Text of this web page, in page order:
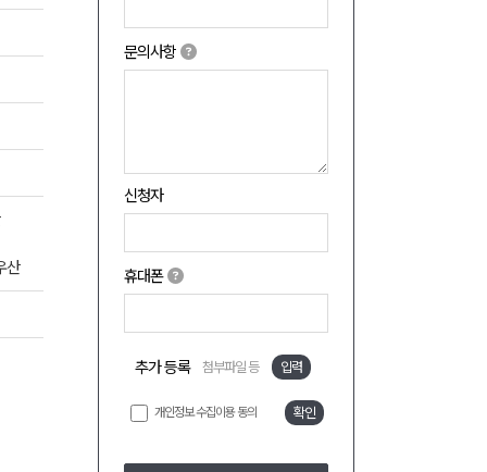
문의사항
신청자
휴대폰
추가 등록 첨부파일 등 입력
개인정보 수집이용 동의 확인
산